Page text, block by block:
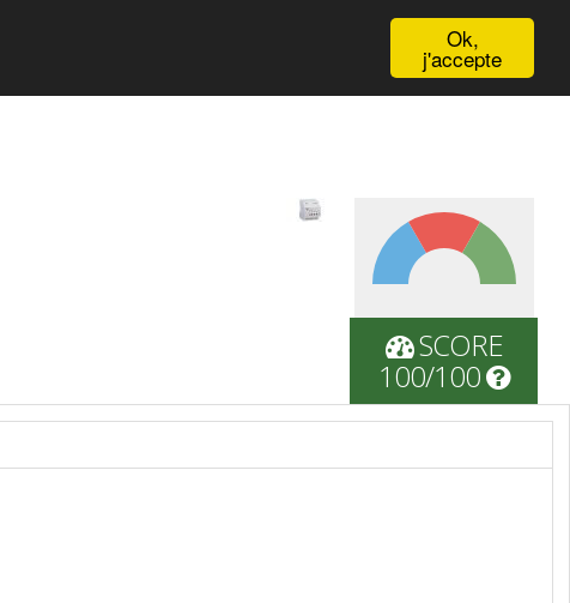
Ok,
j'accepte
SCORE
100/100